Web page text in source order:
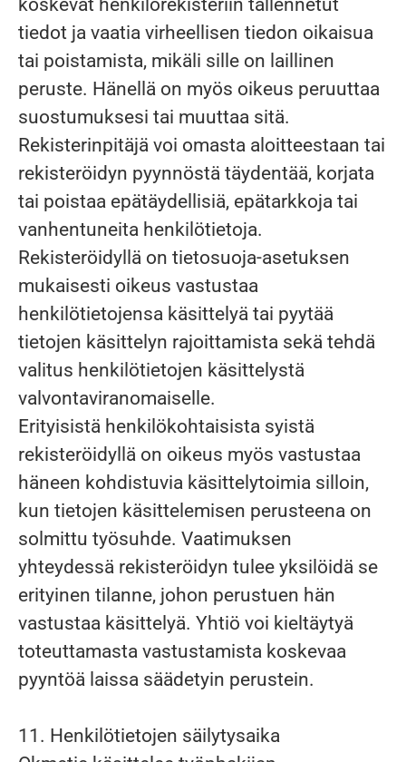
koskevat henkilörekisteriin tallennetut
tiedot ja vaatia virheellisen tiedon oikaisua
tai poistamista, mikäli sille on laillinen
peruste. Hänellä on myös oikeus peruuttaa
suostumuksesi tai muuttaa sitä.
Rekisterinpitäjä voi omasta aloitteestaan tai
rekisteröidyn pyynnöstä täydentää, korjata
tai poistaa epätäydellisiä, epätarkkoja tai
vanhentuneita henkilötietoja.
Rekisteröidyllä on tietosuoja-asetuksen
mukaisesti oikeus vastustaa
henkilötietojensa käsittelyä tai pyytää
tietojen käsittelyn rajoittamista sekä tehdä
valitus henkilötietojen käsittelystä
valvontaviranomaiselle.
Erityisistä henkilökohtaisista syistä
rekisteröidyllä on oikeus myös vastustaa
häneen kohdistuvia käsittelytoimia silloin,
kun tietojen käsittelemisen perusteena on
solmittu työsuhde. Vaatimuksen
yhteydessä rekisteröidyn tulee yksilöidä se
erityinen tilanne, johon perustuen hän
vastustaa käsittelyä. Yhtiö voi kieltäytyä
toteuttamasta vastustamista koskevaa
pyyntöä laissa säädetyin perustein.
11. Henkilötietojen säilytysaika